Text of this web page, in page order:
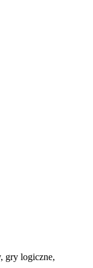
gry logiczne,